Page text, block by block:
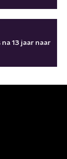
13 jaar naar